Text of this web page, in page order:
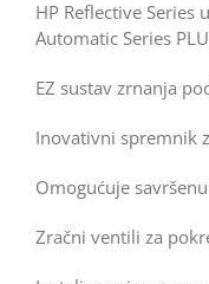
HP Reflective Series
Automatic Series
EZ sustav zrnanja
Inovativni spremnik
Omogućuje
Zračni ventili za